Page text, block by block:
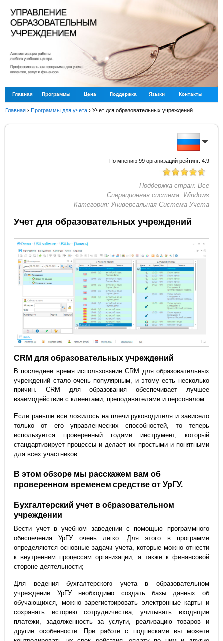
Главная Программы Цена Поддержка Языки Контакты
Главная ›Программы для учета ›Учет для образовательных учреждений
По мнению 99организаций рейтинг: 4.9
Поддержка стран: Все
Операционная система: Windows
Категория: Универсальная Система Учета
Учет для образовательных учреждений
CRM для образовательных учреждений
В последнее время использование CRM для образовательных
учреждений стало очень популярным, и этому есть несколько
причин. CRM для образования обеспечивает лучшее
взаимодействие с клиентами, преподавателями и персоналом.
Если раньше все ложилось на плечи руководителя и зависело
только от его управленческих способностей, то теперь
используется проверенный годами инструмент, который
стандартизирует процессы и делает их простыми и понятными
для всех участников.
В этом обзоре мы расскажем вам об
проверенном временем средстве от УрГУ.
Бухгалтерский учет в образовательном
учреждении
Вести учет в учебном заведении с помощью программного
обеспечения УрГУ очень легко. Для этого в программе
определяются основные задачи учета, которые можно отнести
к внутренним процессам организации, а также к финансовой
стороне деятельности;
Для ведения бухгалтерского учета в образовательном
учреждении УрГУ необходимо создать базы данных об
обучающихся, можно зарегистрировать электронные карты и
сохранять историю сотрудничества, учитывать входящие
платежи, задолженность за услуги, реализацию товаров и
другие особенности. При работе с подписками вы можете